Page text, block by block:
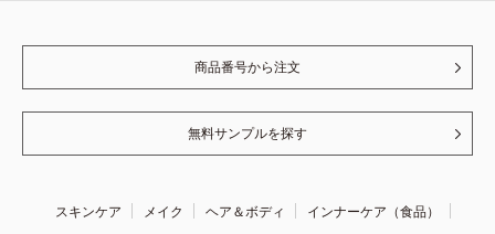
商品番号から注文
無料サンプルを探す
スキンケア メイク ヘア＆ボディ
インナーケア（食品）